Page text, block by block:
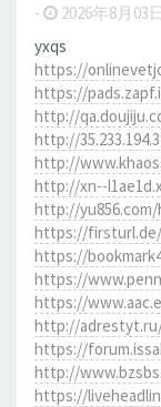
- 2026年8月03
yxqs
https://
https://
http://
http://
http://
http://xn--
http://yu856.com/
https://firsturl.de/
https://
https://
https://
http://
https://
http://
https://